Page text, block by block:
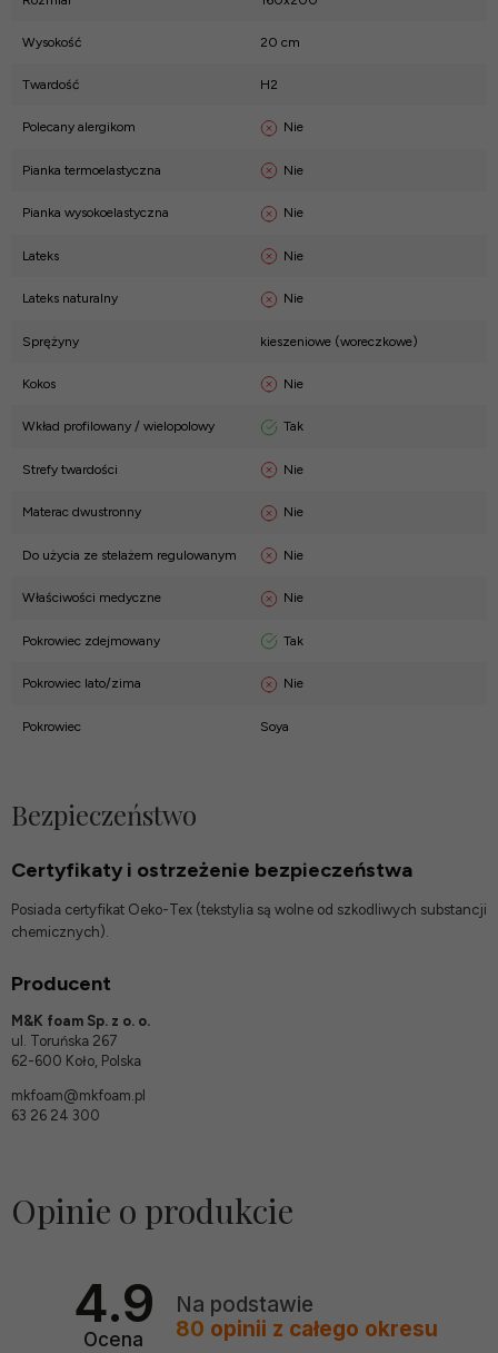
Wysokość 20 cm
Twardość H2
Polecany alergikom Nie
Pianka termoelastyczna Nie
Pianka wysokoelastyczna Nie
Lateks Nie
Lateks naturalny Nie
Sprężyny kieszeniowe (woreczkowe)
Kokos Nie
Wkład profilowany / wielopolowy Tak
Strefy twardości Nie
Materac dwustronny Nie
Do użycia ze stelażem regulowanym Nie
Właściwości medyczne Nie
Pokrowiec zdejmowany Tak
Pokrowiec lato/zima Nie
Pokrowiec Soya
Bezpieczeństwo
Certyfikaty i ostrzeżenie bezpieczeństwa
Posiada certyfikat Oeko-Tex (tekstylia są wolne od szkodliwych substancji
chemicznych).
Producent
M&K foam Sp. z o. o.
ul. Toruńska 267
62-600 Koło, Polska
mkfoam@mkfoam.pl
63 26 24 300
Opinie o produkcie
4.9
Ocena
Na podstawie
80 opinii z całego okresu